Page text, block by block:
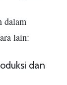
dalam
lain:
dan